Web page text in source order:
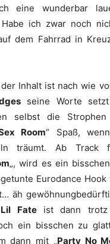
eine wunderbar
ich zwar noch
dem Fahrrad in
Inhalt ist nach wie
seine Worte
selbst die
Room“ Spaß, wenn
träumt. Ab Track
„, wird es ein
Eurodance Hook
äh
Lil Fateist dann trotz
ein bisschen zu
dann mit „Party No